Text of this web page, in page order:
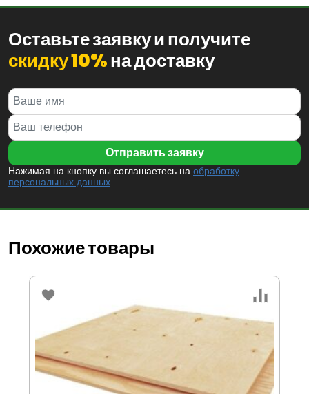
Оставьте заявку и получите
скидку 10%на доставку
Нажимая на кнопку вы соглашаетесь на обработку
персональных данных
Похожие товары